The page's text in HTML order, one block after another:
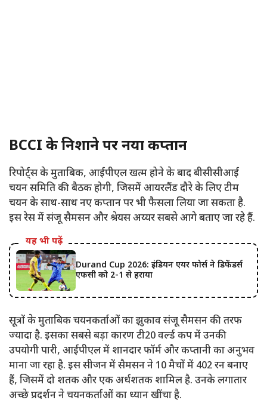
BCCI के निशाने पर नया कप्तान
रिपोर्ट्स के मुताबिक, आईपीएल खत्म होने के बाद बीसीसीआई
चयन समिति की बैठक होगी, जिसमें आयरलैंड दौरे के लिए टीम
चयन के साथ-साथ नए कप्तान पर भी फैसला लिया जा सकता है.
इस रेस में संजू सैमसन और श्रेयस अय्यर सबसे आगे बताए जा रहे हैं.
यह भी पढ़ें
Durand Cup 2026: इंडियन एयर फोर्स ने डिफेंडर्स
एफसी को 2-1 से हराया
सूत्रों के मुताबिक चयनकर्ताओं का झुकाव संजू सैमसन की तरफ
ज्यादा है. इसका सबसे बड़ा कारण टी20 वर्ल्ड कप में उनकी
उपयोगी पारी, आईपीएल में शानदार फॉर्म और कप्तानी का अनुभव
माना जा रहा है. इस सीजन में सैमसन ने 10 मैचों में 402 रन बनाए
हैं, जिसमें दो शतक और एक अर्धशतक शामिल है. उनके लगातार
अच्छे प्रदर्शन ने चयनकर्ताओं का ध्यान खींचा है.